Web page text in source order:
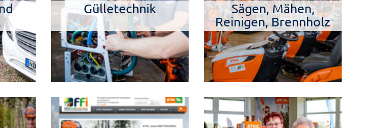
Gülletechnik
Sägen, Mähen,
Reinigen, Brennholz